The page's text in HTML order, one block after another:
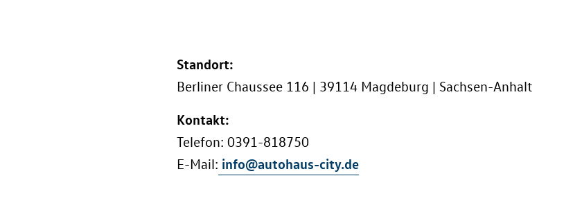
Standort:
Berliner Chaussee 116 | 39114 Magdeburg | Sachsen-Anhalt
Kontakt:
Telefon: 0391-818750
E-Mail: info@autohaus-city.de